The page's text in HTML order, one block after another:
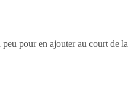
pour en ajouter au court de la